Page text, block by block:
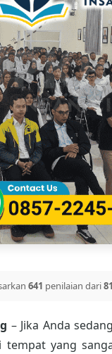
641 penilaian dari
– Jika Anda
tempat yang